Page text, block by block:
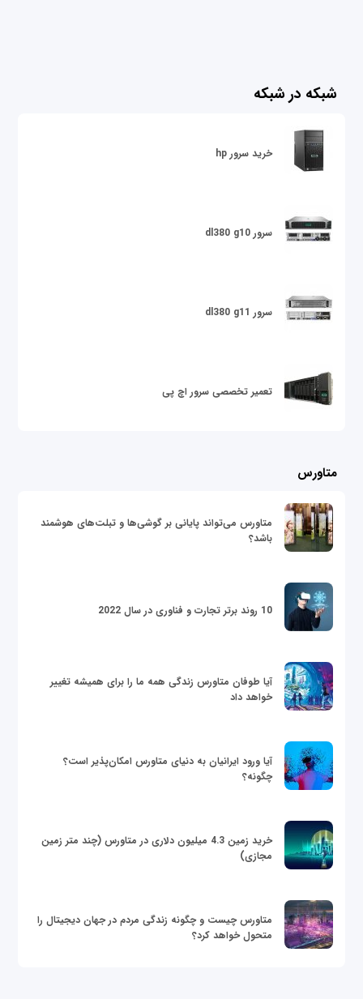
شبکه در شبکه
خرید سرور hp
سرور dl380 g10
سرور dl380 g11
تعمیر تخصصی سرور اچ پی
متاورس
متاورس می‌تواند پایانی بر گوشی‌ها و تبلت‌های هوشمند
باشد؟
10 روند برتر تجارت و فناوری در سال 2022
آیا طوفان متاورس زندگی همه ما را برای همیشه تغییر
خواهد داد
آیا ورود ایرانیان به دنیای متاورس امکان‌پذیر است؟
چگونه؟
خرید زمین 4.3 میلیون دلاری در متاورس (چند متر زمین
مجازی)
متاورس چیست و چگونه زندگی مردم در جهان دیجیتال را
متحول خواهد کرد؟